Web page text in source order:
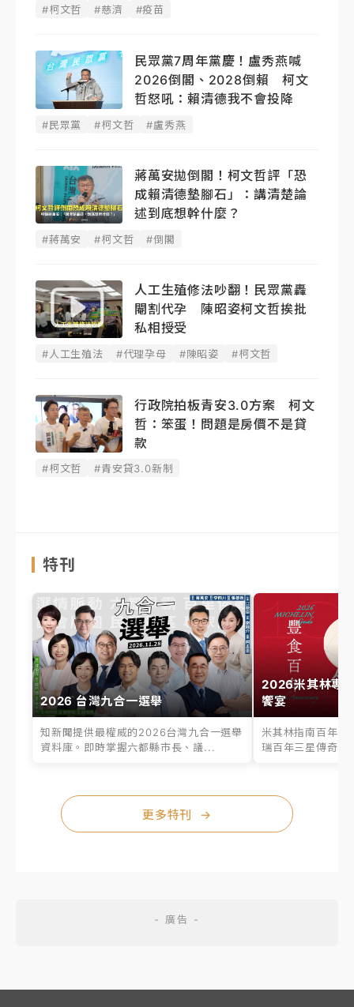
#柯文哲 #慈濟 #疫苗
民眾黨7周年黨慶！盧秀燕喊
2026倒閣、2028倒賴 柯文
哲怒吼：賴清德我不會投降
#民眾黨 #柯文哲 #盧秀燕
蔣萬安拋倒閣！柯文哲評「恐
成賴清德墊腳石」：講清楚論
述到底想幹什麼？
#蔣萬安 #柯文哲 #倒閣
人工生殖修法吵翻！民眾黨轟
閹割代孕 陳昭姿柯文哲挨批
私相授受
#人工生殖法 #代理孕母 #陳昭姿 #柯文哲
行政院拍板青安3.0方案 柯文
哲：笨蛋！問題是房價不是貸
款
#柯文哲 #青安貸3.0新制
特刊
2026 台灣九合一選舉
知新聞提供最權威的2026台灣九合一選舉
資料庫。即時掌握六都縣市長、議...
2026米其林專
饗宴
米其林指南百年之
瑞百年三星傳奇、
更多特刊 →